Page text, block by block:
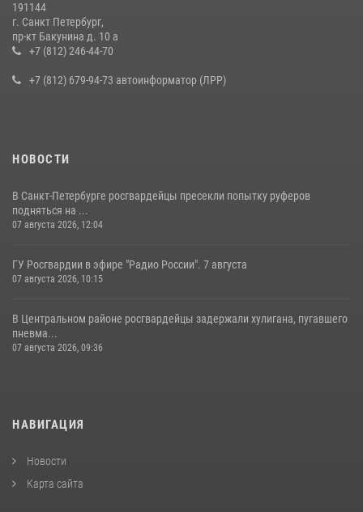
191144
г. Санкт Петербург,
пр-кт Бакунина д. 10 а
+7 (812) 246-44-70
+7 (812) 679-94-73 автоинформатор (ЛРР)
НОВОСТИ
В Санкт-Петербурге росгвардейцы пресекли попытку руферов
подняться на ...
07 августа 2026, 12:04
ГУ Росгвардии в эфире "Радио России". 7 августа
07 августа 2026, 10:15
В Центральном районе росгвардейцы задержали хулигана, пугавшего
пневма...
07 августа 2026, 09:36
НАВИГАЦИЯ
Новости
Карта сайта